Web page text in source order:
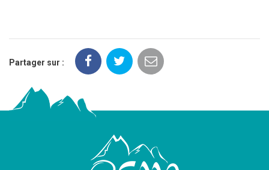
Partager sur :